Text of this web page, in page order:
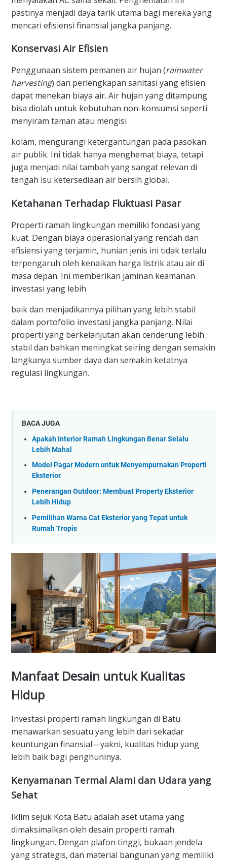
pastinya menjadi daya tarik utama bagi mereka yang
mencari efisiensi finansial jangka panjang.
Konservasi Air Efisien
Penggunaan sistem pemanen air hujan (rainwater
harvesting) dan perlengkapan sanitasi yang efisien
dapat menekan biaya air. Air hujan yang ditampung
bisa diolah untuk kebutuhan non-konsumsi seperti
menyiram taman atau mengisi
kolam, mengurangi ketergantungan pada pasokan
air publik. Ini tidak hanya menghemat biaya, tetapi
juga menjadi nilai tambah yang sangat relevan di
tengah isu ketersediaan air bersih global.
Ketahanan Terhadap Fluktuasi Pasar
Properti ramah lingkungan memiliki fondasi yang
kuat. Dengan biaya operasional yang rendah dan
efisiensi yang terjamin, hunian jenis ini tidak terlalu
terpengaruh oleh kenaikan harga listrik atau air di
masa depan. Ini memberikan jaminan keamanan
investasi yang lebih
baik dan menjadikannya pilihan yang lebih stabil
dalam portofolio investasi jangka panjang. Nilai
properti yang berkelanjutan akan cenderung lebih
stabil dan bahkan meningkat seiring dengan semakin
langkanya sumber daya dan semakin ketatnya
regulasi lingkungan.
BACA JUGA
Apakah Interior Ramah Lingkungan Benar Selalu
Lebih Mahal
Model Pagar Modern untuk Menyempurnakan Properti
Eksterior
Penerangan Outdoor: Membuat Property Eksterior
Lebih Hidup
Pemilihan Warna Cat Eksterior yang Tepat untuk
Rumah Tropis
Manfaat Desain untuk Kualitas
Hidup
Investasi properti ramah lingkungan di Batu
menawarkan sesuatu yang lebih dari sekadar
keuntungan finansial—yakni, kualitas hidup yang
lebih baik bagi penghuninya.
Kenyamanan Termal Alami dan Udara yang
Sehat
Iklim sejuk Kota Batu adalah aset utama yang
dimaksimalkan oleh desain properti ramah
lingkungan. Dengan plafon tinggi, bukaan jendela
yang strategis, dan material bangunan yang memiliki